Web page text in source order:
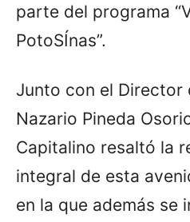
parte del programa
PotoSÍnas”.
Junto con el Director
Nazario Pineda
Capitalino resaltó la
integral de esta
en la que además se